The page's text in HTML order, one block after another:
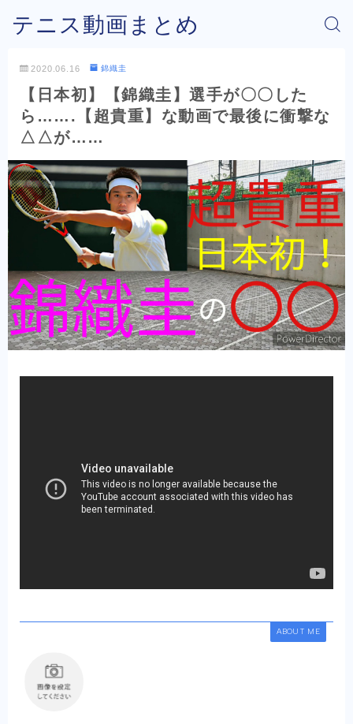
テニス動画まとめ
2020.06.16 錦織圭
【日本初】【錦織圭】選手が〇〇した
ら…….【超貴重】な動画で最後に衝撃な
△△が……
ABOUT ME